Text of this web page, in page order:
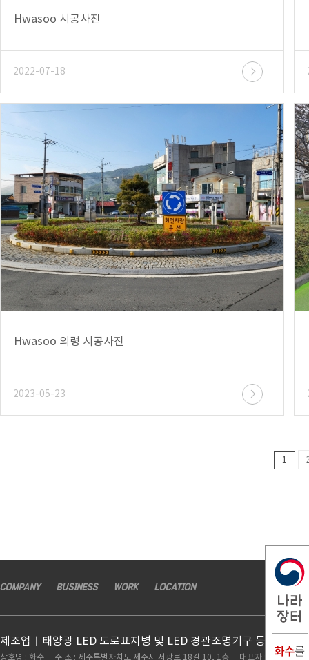
Hwasoo 시공사진
2022-07-18
Hwasoo 의령 시공사진
2023-05-23
1
COMPANY BUSINESS WORK LOCATION
제조업ㅣ태양광 LED 도로표지병 및 LED 경관조명기구 등 도로시
상호명 : 화수 주 소 : 제주특별자치도 제주시 서광로 18길 10, 1층 대표자 : 고권하